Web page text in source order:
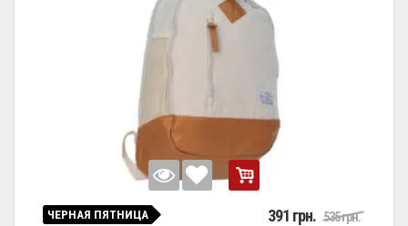
ЧЕРНАЯ ПЯТНИЦА 391 грн. 535 грн.